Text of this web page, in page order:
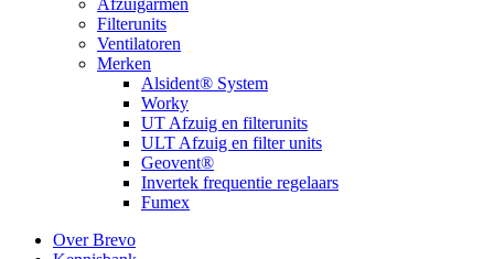
Afzuigarmen
Filterunits
Ventilatoren
Merken
Alsident® System
Worky
UT Afzuig en filterunits
ULT Afzuig en filter units
Geovent®
Invertek frequentie regelaars
Fumex
Over Brevo